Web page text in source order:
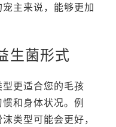
主来说，能够更加
生菌形式
更适合您的毛孩
和身体状况。例
类型可能会更好，